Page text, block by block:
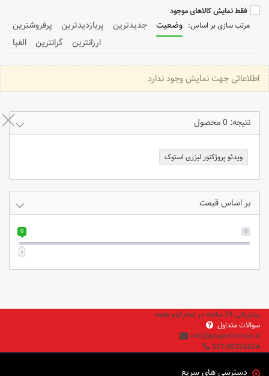
فقط نمایش کالاهای موجود
وضعیت جدیدترین پربازدیدترین
پرفروشترین
ارزانترین
گرانترین الفبا
اطلاعاتی جهت نمایش وجود ندارد
نتیجه: 0 محصول
ویدئو پروژکتور لیزری استوک
بر اساس قیمت
0
0
پشتیبانی 24 ساعته در تمام ایام هفته
سوالات متداول
info@projectorman.ir
021-88226624
دسترسی های سریع